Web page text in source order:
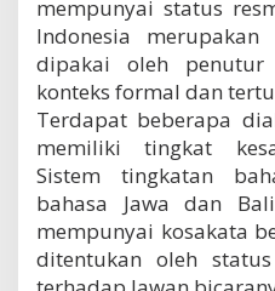
mempunyai status
Indonesia
dipakai oleh penutur
konteks formal dan
Terdapat beberapa
memiliki tingkat
Sistem tingkatan
bahasa Jawa dan
mempunyai kosakata
ditentukan oleh